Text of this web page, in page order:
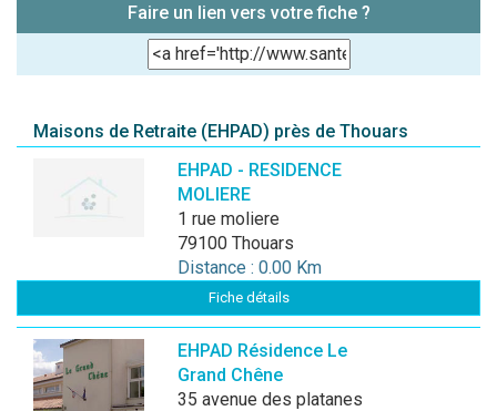
Faire un lien vers votre fiche ?
Maisons de Retraite (EHPAD) près de Thouars
EHPAD - RESIDENCE
MOLIERE
1 rue moliere
79100 Thouars
Distance : 0.00 Km
Fiche détails
EHPAD Résidence Le
Grand Chêne
35 avenue des platanes